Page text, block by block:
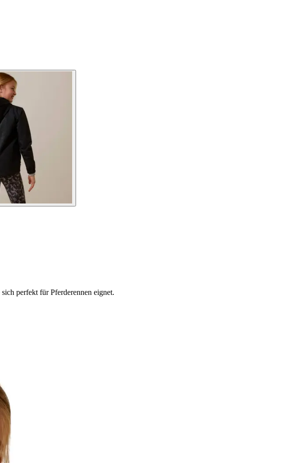
perfekt für Pferderennen eignet.